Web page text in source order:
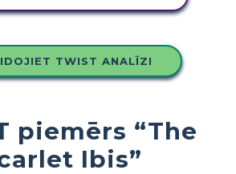
TWIST ANALĪZI
piemērs “The
Ibis”